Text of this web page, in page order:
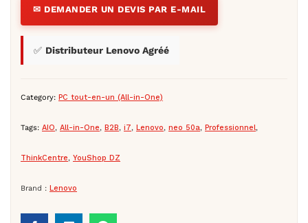
✉ DEMANDER UN DEVIS PAR E-MAIL
✅ Distributeur Lenovo Agréé
Category: PC tout-en-un (All-in-One)
Tags: AIO, All-in-One, B2B, i7, Lenovo, neo 50a, Professionnel,
ThinkCentre, YouShop DZ
Brand : Lenovo